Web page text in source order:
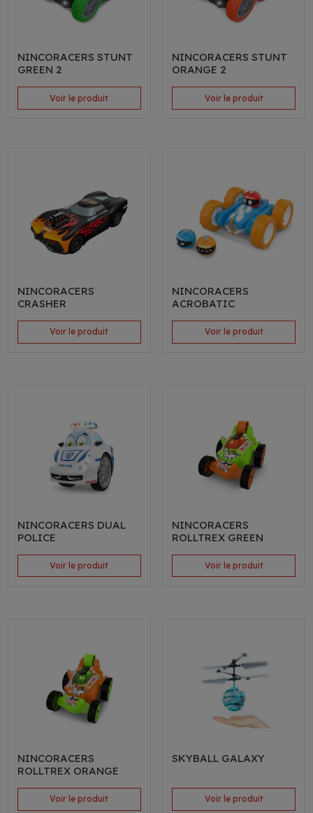
NINCORACERS STUNT
GREEN 2
Voir le produit
NINCORACERS STUNT
ORANGE 2
Voir le produit
NINCORACERS
CRASHER
Voir le produit
NINCORACERS
ACROBATIC
Voir le produit
NINCORACERS DUAL
POLICE
Voir le produit
NINCORACERS
ROLLTREX GREEN
Voir le produit
NINCORACERS
ROLLTREX ORANGE
Voir le produit
SKYBALL GALAXY
Voir le produit